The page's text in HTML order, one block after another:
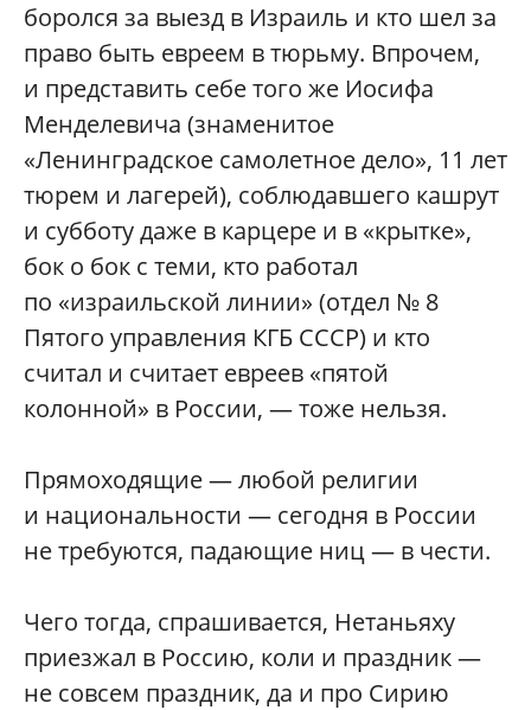
боролся за выезд в Израиль и кто шел за
право быть евреем в тюрьму. Впрочем,
и представить себе того же Иосифа
Менделевича (знаменитое
«Ленинградское самолетное дело», 11 лет
тюрем и лагерей), соблюдавшего кашрут
и субботу даже в карцере и в «крытке»,
бок о бок с теми, кто работал
по «израильской линии» (отдел № 8
Пятого управления КГБ СССР) и кто
считал и считает евреев «пятой
колонной» в России, — тоже нельзя.
Прямоходящие — любой религии
и национальности — сегодня в России
не требуются, падающие ниц — в чести.
Чего тогда, спрашивается, Нетаньяху
приезжал в Россию, коли и праздник —
не совсем праздник, да и про Сирию